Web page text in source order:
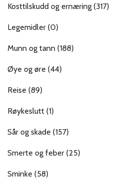
Kosttilskudd og ernæring (317)
Legemidler (0)
Munn og tann (188)
Øye og øre (44)
Reise (89)
Røykeslutt (1)
Sår og skade (157)
Smerte og feber (25)
Sminke (58)